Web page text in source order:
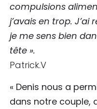
compulsions
j’avais en trop. J’ai
je me sens bien
tête ».
Patrick.V
« Denis nous a
dans notre couple,